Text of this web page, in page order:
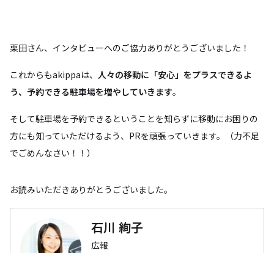
栗田さん、インタビューへのご協力ありがとうございました！
これからもakippaは、 人々の移動に「安心」をプラスできるよ
う、予約できる駐車場を増やしていきます。
そして駐車場を予約できるということを知らずに移動にお困りの
方にも知っていただけるよう、PRを頑張っていきます。（力不足
でごめんなさい！！）
お読みいただきありがとうございました。
石川 絢子
広報